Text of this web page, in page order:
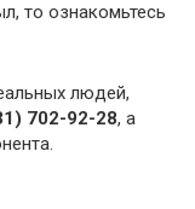
то ознакомьтесь
людей,
702-92-28, а